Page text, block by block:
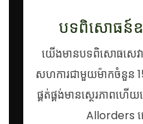
បទពិសោធន៍ឧ
យើងមានបទពិសោធសេវាក
សហការជាមួយម៉ាកចំនួន
ផ្គត់ផ្គង់មានស្ថេរភាព
Allorders ផ្